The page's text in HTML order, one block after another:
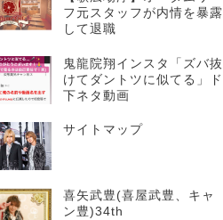
フ元スタッフが内情を暴露
して退職
鬼龍院翔インスタ「ズバ抜
けてダントツに似てる」ド
下ネタ動画
サイトマップ
喜矢武豊(喜屋武豊、キャ
ン豊)34th